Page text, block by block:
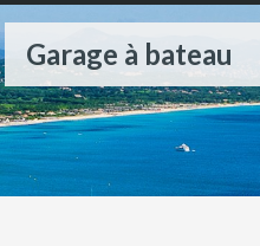
Garage à bateau